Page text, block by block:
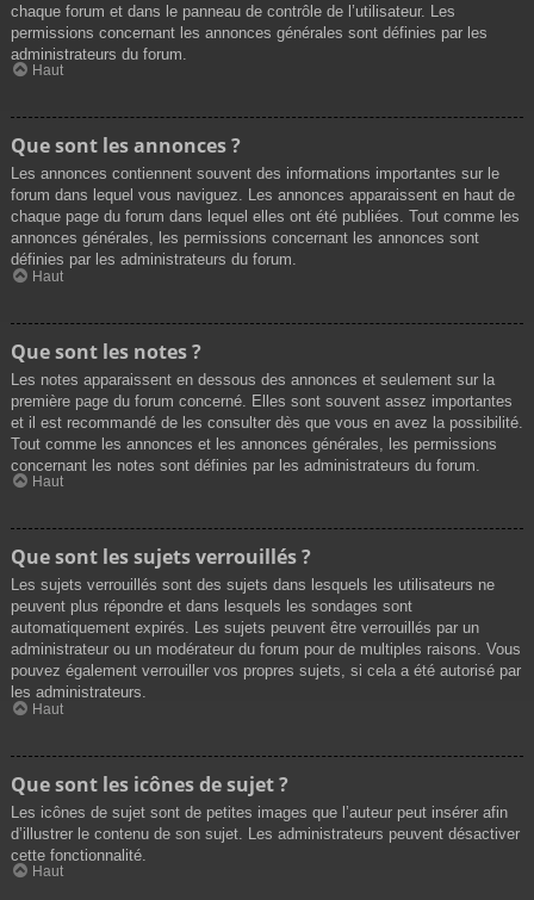
chaque forum et dans le panneau de contrôle de l’utilisateur. Les
permissions concernant les annonces générales sont définies par les
administrateurs du forum.
Haut
Que sont les annonces ?
Les annonces contiennent souvent des informations importantes sur le
forum dans lequel vous naviguez. Les annonces apparaissent en haut de
chaque page du forum dans lequel elles ont été publiées. Tout comme les
annonces générales, les permissions concernant les annonces sont
définies par les administrateurs du forum.
Haut
Que sont les notes ?
Les notes apparaissent en dessous des annonces et seulement sur la
première page du forum concerné. Elles sont souvent assez importantes
et il est recommandé de les consulter dès que vous en avez la possibilité.
Tout comme les annonces et les annonces générales, les permissions
concernant les notes sont définies par les administrateurs du forum.
Haut
Que sont les sujets verrouillés ?
Les sujets verrouillés sont des sujets dans lesquels les utilisateurs ne
peuvent plus répondre et dans lesquels les sondages sont
automatiquement expirés. Les sujets peuvent être verrouillés par un
administrateur ou un modérateur du forum pour de multiples raisons. Vous
pouvez également verrouiller vos propres sujets, si cela a été autorisé par
les administrateurs.
Haut
Que sont les icônes de sujet ?
Les icônes de sujet sont de petites images que l’auteur peut insérer afin
d’illustrer le contenu de son sujet. Les administrateurs peuvent désactiver
cette fonctionnalité.
Haut